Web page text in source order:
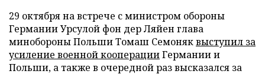
29 октября на встрече с министром обороны
Германии Урсулой фон дер Ляйен глава
минобороны Польши Томаш Семоняквыступил за
усиление военной кооперацииГермании и
Польши, а также в очередной раз высказался за